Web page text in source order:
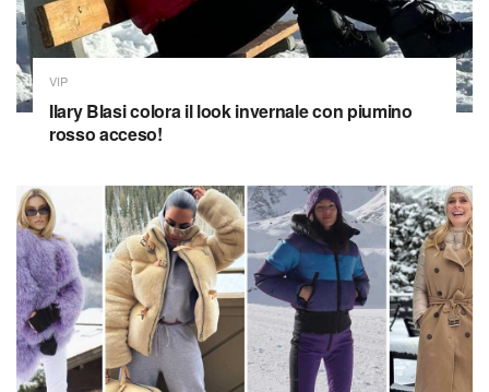
VIP
Ilary Blasi colora il look invernale con piumino
rosso acceso!